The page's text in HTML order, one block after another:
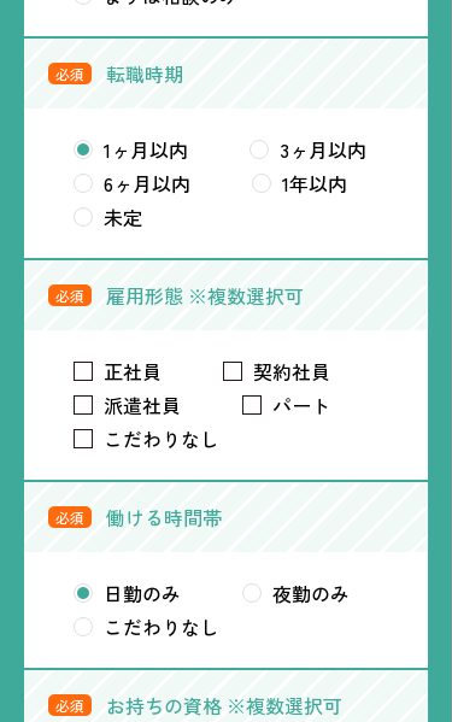
必須 転職時期
1ヶ月以内
3ヶ月以内
6ヶ月以内
1年以内
未定
必須 雇用形態 ※複数選択可
正社員
契約社員
派遣社員
パート
こだわりなし
必須 働ける時間帯
日勤のみ
夜勤のみ
こだわりなし
必須 お持ちの資格 ※複数選択可